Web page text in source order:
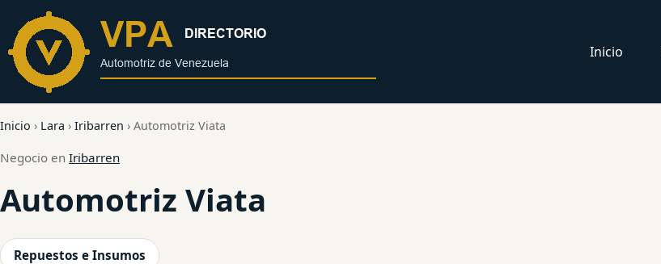
contenido
Inicio
Inicio › Lara › Iribarren › Automotriz Viata
Negocio en Iribarren
Automotriz Viata
Repuestos e Insumos